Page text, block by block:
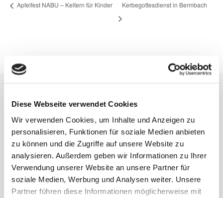
Diese Webseite verwendet Cookies
Wir verwenden Cookies, um Inhalte und Anzeigen zu
personalisieren, Funktionen für soziale Medien anbieten
zu können und die Zugriffe auf unsere Website zu
analysieren. Außerdem geben wir Informationen zu Ihrer
Verwendung unserer Website an unsere Partner für
soziale Medien, Werbung und Analysen weiter. Unsere
Partner führen diese Informationen möglicherweise mit
Apfelfest NABU – Keltern für Kinder Kerbegottesdienst in Bermbach
Kontakt
Gemeinde Waldems
Rathaus (Gemeindeverwaltung)
Schulgasse 2
65529 Waldems-Esch